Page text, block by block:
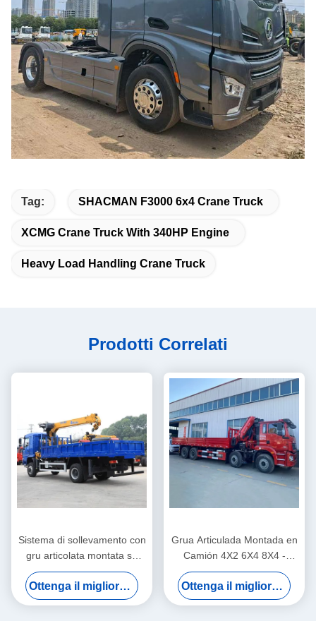
Tag: SHACMAN F3000 6x4 Crane Truck
XCMG Crane Truck With 340HP Engine
Heavy Load Handling Crane Truck
Prodotti Correlati
Sistema di sollevamento con
gru articolata montata su
camion con braccio dritto
idraulico destro da 7
tonnellate
Ottenga il migliore prezzo
Grua Articulada Montada en
Camión 4X2 6X4 8X4 -
Camión Grúa Plataforma de
2 a 220 ToneladasOttenga il migliore prezzo